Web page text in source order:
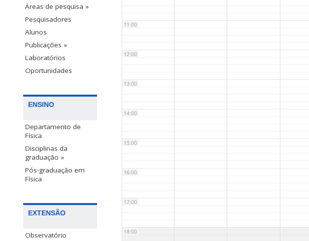
Áreas de pesquisa »
Pesquisadores
Alunos
Publicações »
Laboratórios
Oportunidades
ENSINO
Departamento de
Física
Disciplinas da
graduação »
Pós-graduação em
Física
EXTENSÃO
Observatório
11:00
12:00
13:00
14:00
15:00
16:00
17:00
18:00